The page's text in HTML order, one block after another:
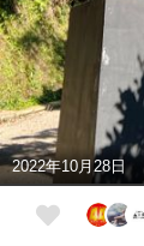
2022年10月28日